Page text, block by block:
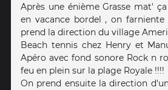
Après une énième Grasse mat'
en vacance bordel , on
prend la direction du village
Beach tennis chez Henry et
Apéro avec fond sonore Rock n
feu en plein sur la plage Royale !!!!
On prend ensuite la direction